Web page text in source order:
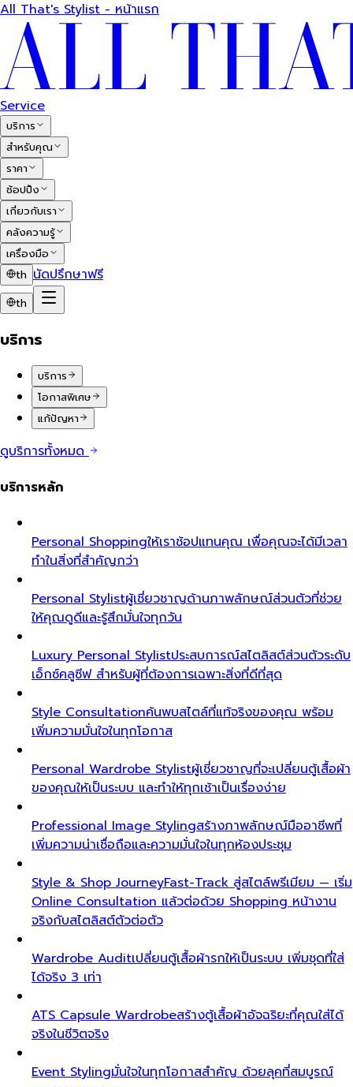
All That's Stylist - หน้าแรก
Service
บริการ
สำหรับคุณ
ราคา
ช้อปปิ้ง
เกี่ยวกับเรา
คลังความรู้
เครื่องมือ
th นัดปรึกษาฟรี
th
บริการ
บริการ
โอกาสพิเศษ
แก้ปัญหา
ดูบริการทั้งหมด
บริการหลัก
Personal Shoppingให้เราช้อปแทนคุณ เพื่อคุณจะได้มีเวลา
ทำในสิ่งที่สำคัญกว่า
Personal Stylistผู้เชี่ยวชาญด้านภาพลักษณ์ส่วนตัวที่ช่วย
ให้คุณดูดีและรู้สึกมั่นใจทุกวัน
Luxury Personal Stylistประสบการณ์สไตลิสต์ส่วนตัวระดับ
เอ็กซ์คลูซีฟ สำหรับผู้ที่ต้องการเฉพาะสิ่งที่ดีที่สุด
Style Consultationค้นพบสไตล์ที่แท้จริงของคุณ พร้อม
เพิ่มความมั่นใจในทุกโอกาส
Personal Wardrobe Stylistผู้เชี่ยวชาญที่จะเปลี่ยนตู้เสื้อผ้า
ของคุณให้เป็นระบบ และทำให้ทุกเช้าเป็นเรื่องง่าย
Professional Image Stylingสร้างภาพลักษณ์มืออาชีพที่
เพิ่มความน่าเชื่อถือและความมั่นใจในทุกห้องประชุม
Style & Shop JourneyFast-Track สู่สไตล์พรีเมียม — เริ่ม
Online Consultation แล้วต่อด้วย Shopping หน้างาน
จริงกับสไตลิสต์ตัวต่อตัว
Wardrobe Auditเปลี่ยนตู้เสื้อผ้ารกให้เป็นระบบ เพิ่มชุดที่ใส่
ได้จริง 3 เท่า
ATS Capsule Wardrobeสร้างตู้เสื้อผ้าอัจฉริยะที่คุณใส่ได้
จริงในชีวิตจริง
Event Stylingมั่นใจในทุกโอกาสสำคัญ ด้วยลุคที่สมบูรณ์